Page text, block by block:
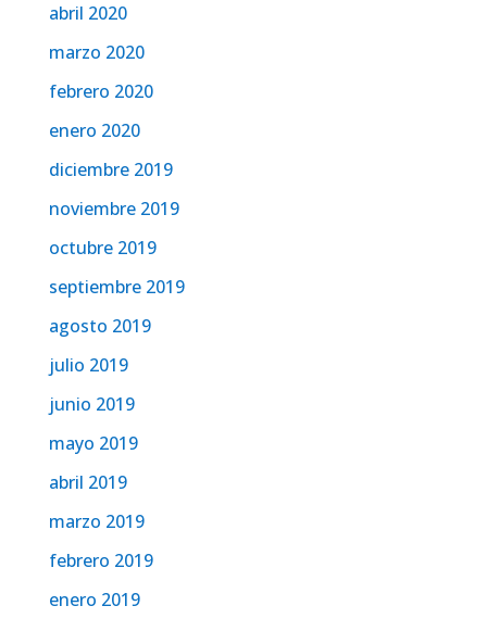
abril 2020
marzo 2020
febrero 2020
enero 2020
diciembre 2019
noviembre 2019
octubre 2019
septiembre 2019
agosto 2019
julio 2019
junio 2019
mayo 2019
abril 2019
marzo 2019
febrero 2019
enero 2019